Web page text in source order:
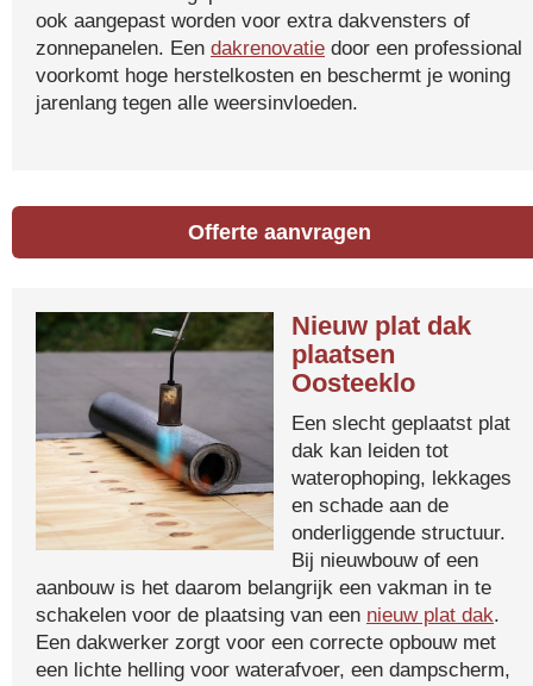
ook aangepast worden voor extra dakvensters of
zonnepanelen. Een dakrenovatie door een professional
voorkomt hoge herstelkosten en beschermt je woning
jarenlang tegen alle weersinvloeden.
Offerte aanvragen
Nieuw plat dak
plaatsen
Oosteeklo
Een slecht geplaatst plat
dak kan leiden tot
waterophoping, lekkages
en schade aan de
onderliggende structuur.
Bij nieuwbouw of een
aanbouw is het daarom belangrijk een vakman in te
schakelen voor de plaatsing van een nieuw plat dak.
Een dakwerker zorgt voor een correcte opbouw met
een lichte helling voor waterafvoer, een dampscherm,